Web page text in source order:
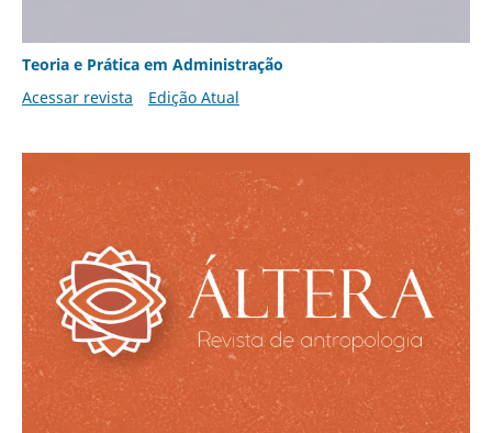
Teoria e Prática em Administração
Acessar revista
Edição Atual